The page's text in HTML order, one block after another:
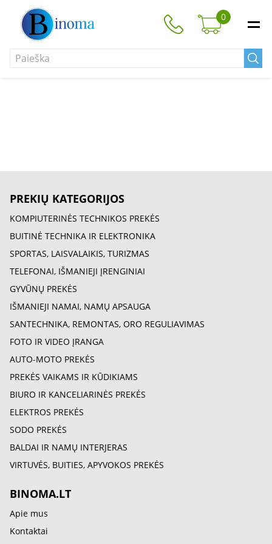
0
PREKIŲ KATEGORIJOS
KOMPIUTERINĖS TECHNIKOS PREKĖS
BUITINĖ TECHNIKA IR ELEKTRONIKA
SPORTAS, LAISVALAIKIS, TURIZMAS
TELEFONAI, IŠMANIEJI ĮRENGINIAI
GYVŪNŲ PREKĖS
IŠMANIEJI NAMAI, NAMŲ APSAUGA
SANTECHNIKA, REMONTAS, ORO REGULIAVIMAS
FOTO IR VIDEO ĮRANGA
AUTO-MOTO PREKĖS
PREKĖS VAIKAMS IR KŪDIKIAMS
BIURO IR KANCELIARINĖS PREKĖS
ELEKTROS PREKĖS
SODO PREKĖS
BALDAI IR NAMŲ INTERJERAS
VIRTUVĖS, BUITIES, APYVOKOS PREKĖS
BINOMA.LT
Apie mus
Kontaktai